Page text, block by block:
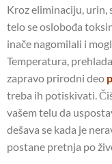
Kroz eliminaciju, urin,
telo se oslobođa
inače nagomilali i
Temperatura,
zapravo prirodni deo
treba ih potiskivati.
vašem telu da
dešava se kada je
postane pretnja po